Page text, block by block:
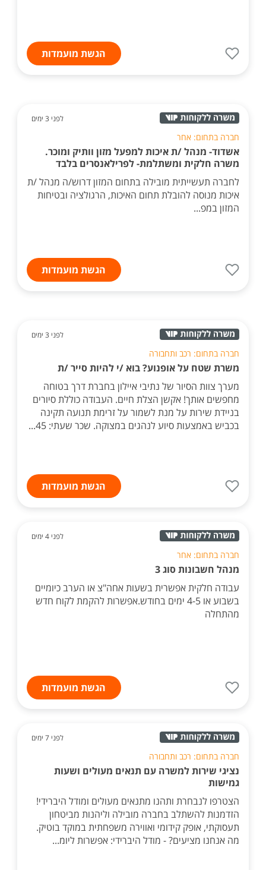
הגשת מועמדות
לפני 3 ימים
חברה בתחום: אחר
אשדוד- מנהל /ת איכות למפעל מזון וותיק ומוכר.
משרה חלקית ומשתלמת- לפרילאנסרים בלבד
לחברה תעשייתית מובילה בתחום המזון דרוש/ה מנהל /ת
איכות מנוסה להובלת תחום האיכות, הרגולציה ובטיחות
המזון במפ...
הגשת מועמדות
לפני 3 ימים
חברה בתחום: רכב ותחבורה
משרת שטח על אופנוע? בוא /י להיות סייר /ת
מערך צוות הסיור של נתיבי איילון בחברת דרך בטוחה
מחפשים אותך! אקשן הצלת חיים. העבודה כוללת סיורים
בניידת שירות על מנת לשמור על זרימת תנועה תקינה
בכביש באמצעות סיוע לנהגים במצוקה. שכר שעתי: 45...
הגשת מועמדות
לפני 4 ימים
חברה בתחום: אחר
מנהל חשבונות סוג 3
עבודה חלקית אפשרית בשעות אחה"צ או הערב כיומיים
בשבוע או 4-5 ימים בחודש.אפשרות להקמת לקוח חדש
מהתחלה
הגשת מועמדות
לפני 7 ימים
חברה בתחום: רכב ותחבורה
נציגי שירות למשרה עם תנאים מעולים ושעות
גמישות
הצטרפו לנבחרת ותהנו מתנאים מעולים ומודל היברידי!
הזדמנות להשתלב בחברה מובילה וליהנות מביטחון
תעסוקתי, אופק קידומי ואווירה משפחתית במוקד בוטיק.
מה אנחנו מציעים? - מודל היברידי: אפשרות ליומ...